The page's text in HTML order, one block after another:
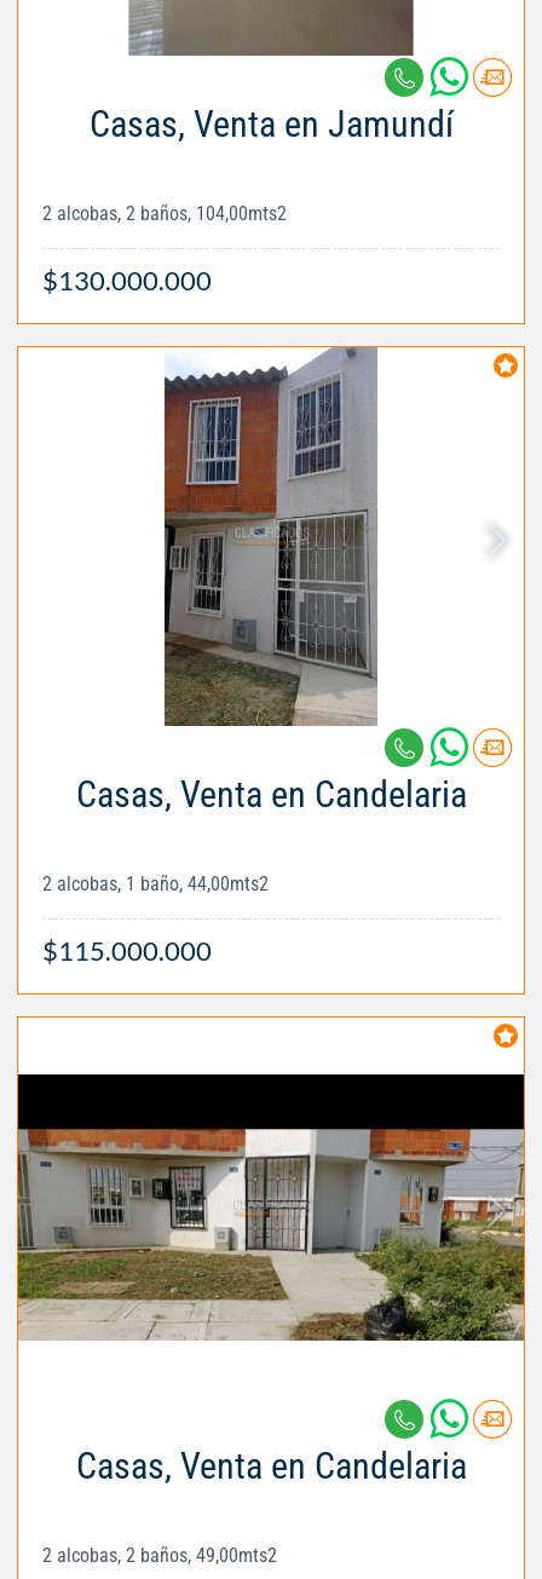
Casas, Venta en Jamundí
2 alcobas, 2 baños, 104,00mts2
$130.000.000
Casas, Venta en Candelaria
2 alcobas, 1 baño, 44,00mts2
$115.000.000
Casas, Venta en Candelaria
2 alcobas, 2 baños, 49,00mts2